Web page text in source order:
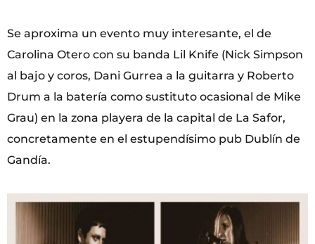
Se aproxima un evento muy interesante, el de
Carolina Otero con su banda Lil Knife (Nick Simpson
al bajo y coros, Dani Gurrea a la guitarra y Roberto
Drum a la batería como sustituto ocasional de Mike
Grau) en la zona playera de la capital de La Safor,
concretamente en el estupendísimo pub Dublín de
Gandía.